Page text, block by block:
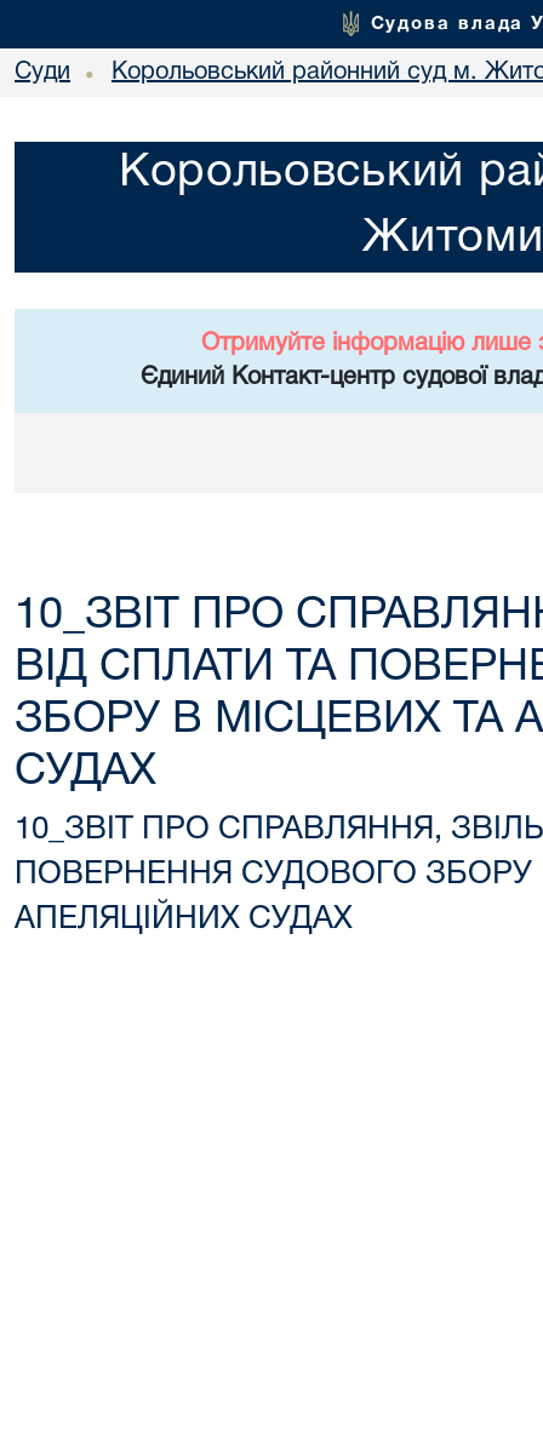
Судова влада
Суди • Корольовський районний суд м.
Корольовський
Отримуйте інформацію лише
Єдиний Контакт-центр судової
10_ЗВІТ ПРО
ВІД СПЛАТИ ТА
ЗБОРУ В МІСЦЕВИХ ТА
СУДАХ
10_ЗВІТ ПРО СПРАВЛЯННЯ,
ПОВЕРНЕННЯ СУДОВОГО ЗБОРУ
АПЕЛЯЦІЙНИХ СУДАХ